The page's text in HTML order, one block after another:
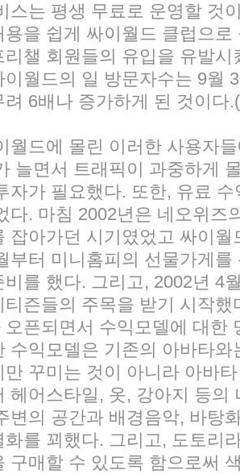
스는 평생 무료로 운영할 것
용을 쉽게 싸이월드 클럽으
리챌 회원들의 유입을 유발
이월드의 일 방문자수는 9월
려 6배나 증가하게 된 것이다
월드에 몰린 이러한 사용자
늘면서 트래픽이 과중하게
자가 필요했다. 또한, 유료
다. 마침 2002년은 네오위즈
잡아가던 시기였었고 싸이
부터 미니홈피의 선물가게
비를 했다. 그리고, 2002년 4
티즌들의 주목을 받기 시작
오픈되면서 수익모델에 대한
수익모델은 기존의 아바타
만 꾸미는 것이 아니라 아바
헤어스타일, 옷, 강아지 등의
변의 공간과 배경음악, 바탕
화를 꾀했다. 그리고, 도토리
구매할 수 있도록 함으로써